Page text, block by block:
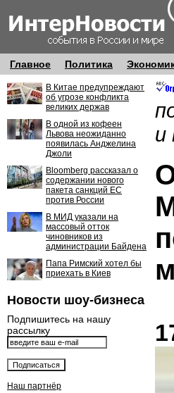
Главное Политика
В Китае предупреждают
об угрозе конфликта
великих держав
В одной из кофеен
Львова неожиданно
появилась Анджелина
Джоли
Bloomberg рассказал о
содержании нового
пакета санкций ЕС
против России
В МИД указали на
массовый отток
чиновников из
администрации Байдена
Папа Римский хотел бы
приехать в Киев
Новости шоу-бизнеса
Подпишитесь на нашу
рассылку
Наш партнёр
и